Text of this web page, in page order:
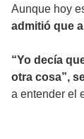
Aunque hoy
admitió que
“Yo decía
otra cosa”,
a entender el